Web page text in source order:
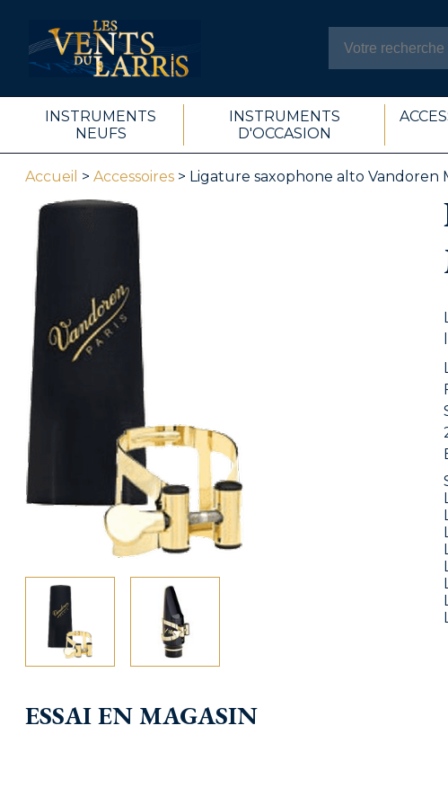
INSTRUMENTS
NEUFS
INSTRUMENTS
D'OCCASION
Accueil > Accessoires > Ligature saxophone alto Vandoren
ESSAI EN MAGASIN